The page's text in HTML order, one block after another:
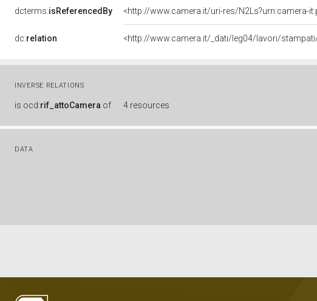
dcterms:isReferencedBy <http://www.camera.it/uri-res/N2Ls?urn:camera-
dc:relation <http://www.camera.it/_dati/leg04/lavori/
INVERSE RELATIONS
is ocd:rif_attoCamera of 4 resources
DATA